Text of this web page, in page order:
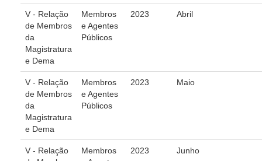
Governança
Governança de TI
Gestão Estratégica
Governança das Contratações Obras
Rede de Governança Colaborativa
Gestão de Riscos
Laboratório de Inovação
Assessoria de Governança de Gestão de Pessoas
V - Relação
de Membros
da
Magistratura
e Dema
Membros
e Agentes
Públicos
2023 Abril
V - Relação
de Membros
da
Magistratura
e Dema
Membros
e Agentes
Públicos
2023 Maio
V - Relação
Membros
2023 Junho